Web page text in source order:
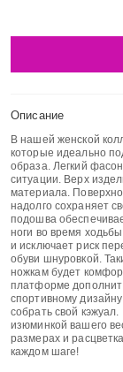
Описание
В нашей женской
которые идеально
образа. Легкий
ситуации. Верх
материала.
надолго сохраняет
подошва
ноги во время
и исключает риск
обуви шнуровкой.
ножкам будет
платформе
спортивному
собрать свой
изюминкой вашего
размерах и
каждом шаге!